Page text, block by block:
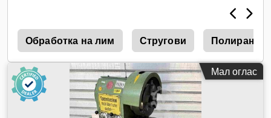
Обработка на лим Стругови Полирање
Мал оглас